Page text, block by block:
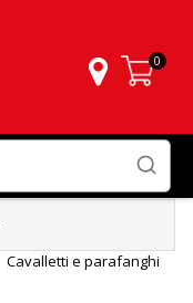
Carrello
0
Cavalletti e parafanghi